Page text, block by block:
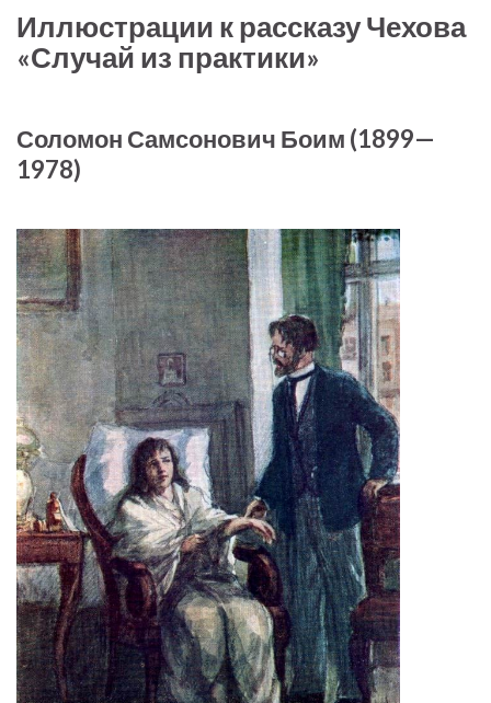
Иллюстрации к рассказу Чехова
«Случай из практики»
Соломон Самсонович Боим (1899—
1978)